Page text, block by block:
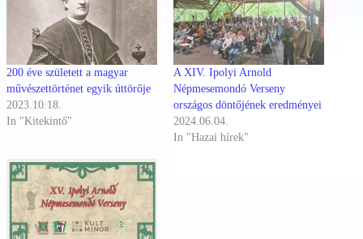
200 éve született a magyar
művészettörténet egyik úttörője
2023.10.18.
In "Kitekintő"
A XIV. Ipolyi Arnold
Népmesemondó Verseny
országos döntőjének eredményei
2024.06.04.
In "Hazai hírek"